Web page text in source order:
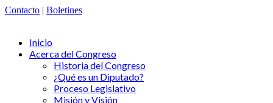
Contacto | Boletines
Inicio
Acerca del Congreso
Historia del Congreso
¿Qué es un Diputado?
Proceso Legislativo
Misión y Visión